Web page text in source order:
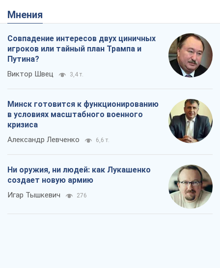
Мнения
Совпадение интересов двух циничных
игроков или тайный план Трампа и
Путина?
Виктор Швец 3,4 т.
Минск готовится к функционированию
в условиях масштабного военного
кризиса
Александр Левченко 6,6 т.
Ни оружия, ни людей: как Лукашенко
создает новую армию
Игар Тышкевич 276